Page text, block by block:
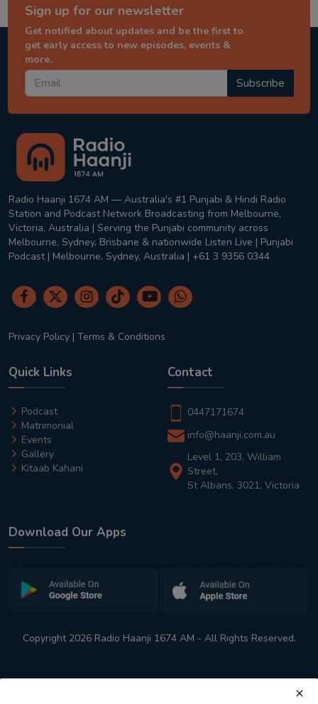
Sign up for our newsletter
Get notified about updates and be the first to
get early access to new episodes, events &
more.
Subscribe
Radio Haanji 1674 AM — Australia's #1 Punjabi & Hindi Radio
Station and Podcast Network Broadcasting from Melbourne,
Victoria, Australia | Serving the Punjabi community across
Melbourne, Sydney, Brisbane & nationwide Listen Live | Punjabi
Podcast | Melbourne, Sydney, Australia | +61 3 9356 0344
Privacy Policy | Terms & Conditions
Quick Links
Podcast
Matrimonial
Events
Gallery
Kitaab Kahani
Contact
0447171674
info@haanji.com.au
Level 1, 203, William
Street,
St Albans, 3021, Victoria
Download Our Apps
Copyright 2026 Radio Haanji 1674 AM - All Rights Reserved.